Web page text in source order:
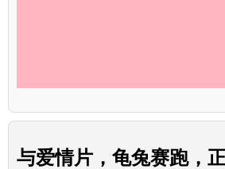
与爱情片，龟兔赛跑，